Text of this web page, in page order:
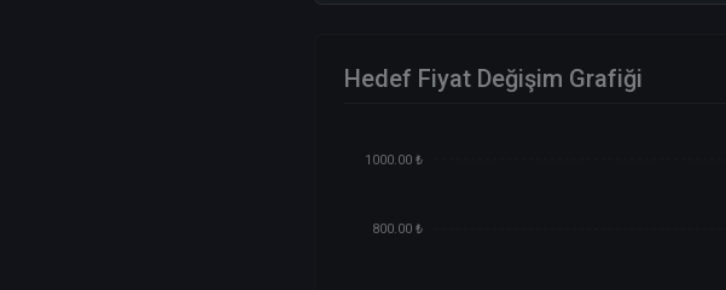
Hedef Fiyat Değişim Grafiği
1000.00 ₺
800.00 ₺